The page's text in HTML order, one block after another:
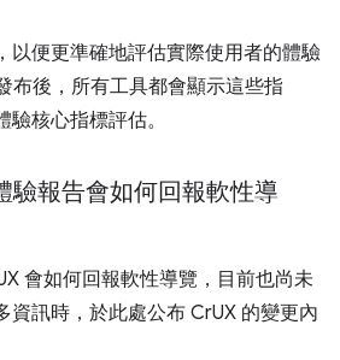
以便更準確地評估實際使用者的體驗
布後，所有工具都會顯示這些指
核心指標評估。
驗報告會如何回報軟性導
會如何回報軟性導覽，目前也尚未
資訊時，於此處公布 CrUX 的變更內